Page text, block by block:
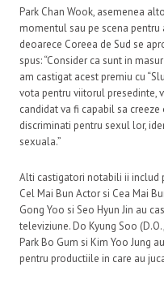
Park Chan Wook, asemenea
momentul sau pe scena
deoarece Coreea de Sud se
spus: “Consider ca sunt in
am castigat acest premiu cu
vota pentru viitorul presedinte,
candidat va fi capabil sa
discriminati pentru sexul lor,
sexuala.”
Alti castigatori notabili ii includ
Cel Mai Bun Actor si Cea Mai
Gong Yoo si Seo Hyun Jin au
televiziune. Do Kyung Soo
Park Bo Gum si Kim Yoo Jung
pentru productiile in care au